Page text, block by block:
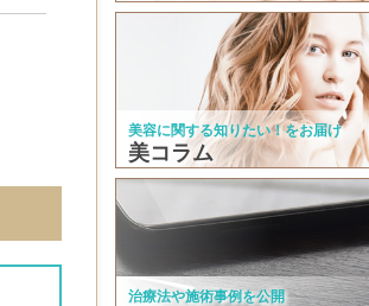
美容に関する知りたい！をお届け
美コラム
治療法や施術事例を公開